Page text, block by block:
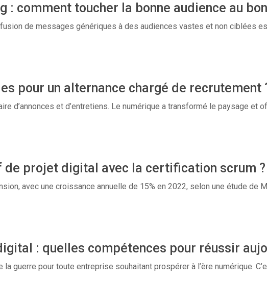
: comment toucher la bonne audience au
de messages génériques à des audiences vastes et non ciblées
pour un alternance chargé de recrutement
d’annonces et d’entretiens. Le numérique a transformé le paysage et
de projet digital avec la certification scrum ?
avec une croissance annuelle de 15% en 2022, selon une étude de
: quelles compétences pour réussir
guerre pour toute entreprise souhaitant prospérer à l’ère numérique.